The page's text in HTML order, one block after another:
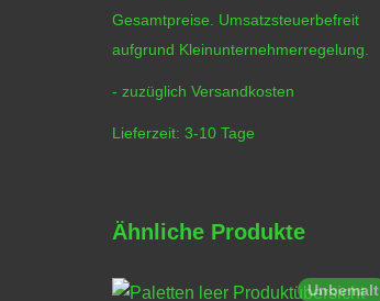
Gesamtpreise. Umsatzsteuerbefreit
aufgrund Kleinunternehmerregelung.
- zuzüglich Versandkosten
Lieferzeit: 3-10 Tage
Ähnliche Produkte
Unbemalt